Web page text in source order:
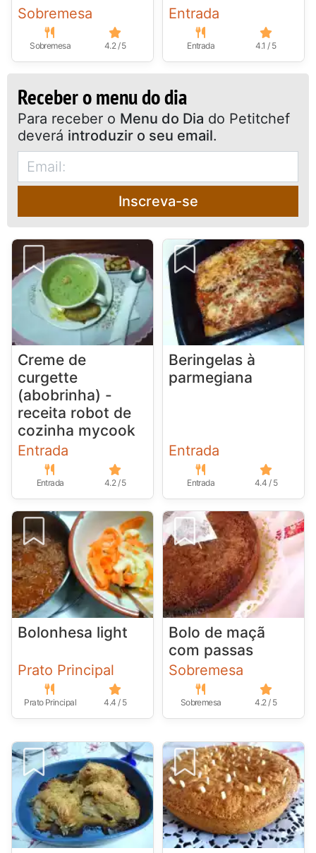
Sobremesa
Sobremesa 4.2 / 5
Entrada
Entrada 4.1 / 5
Receber o menu do dia
Para receber o Menu do Dia do Petitchef
deverá introduzir o seu email.
Inscreva-se
Creme de
curgette
(abobrinha) -
receita robot de
cozinha mycook
Entrada
Entrada 4.2 / 5
Beringelas à
parmegiana
Entrada
Entrada 4.4 / 5
Bolonhesa light
Prato Principal
Prato Principal 4.4 / 5
Bolo de maçã
com passas
Sobremesa
Sobremesa 4.2 / 5